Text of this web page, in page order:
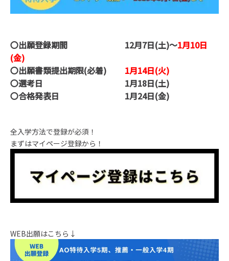
〇出願登録期間 12月7日(土)～1月10日
(金)
〇出願書類提出期限(必着)
1月14日(火)
〇選考日 1月18日(土)
〇合格発表日 1月24日(金)
全入学方法で登録が必須！
まずはマイページ登録から！
WEB出願はこちら↓